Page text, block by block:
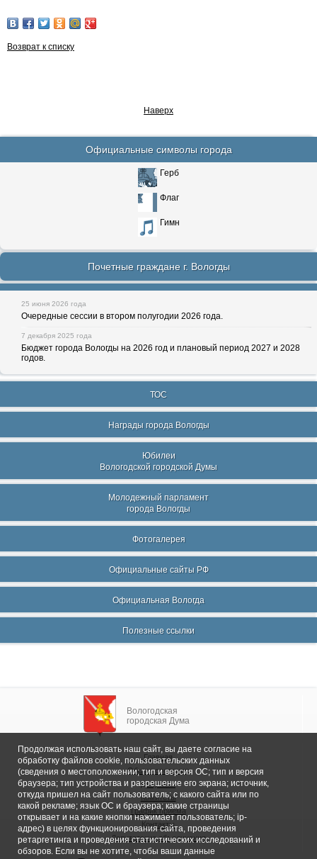
Возврат к списку
Наверх
Официальные символы города
Герб
Флаг
Гимн
Почетные граждане г. Вологды
25 июня 2026 года
Очередные сессии в втором полугодии 2026 года.
7 декабря 2025 года
Бюджет города Вологды на 2026 год и плановый период 2027 и 2028
годов.
ТОС
Награды города Вологды
Юбилеи
Вологодской городской Думы
Молодежный парламент
города Вологды
Фотогалерея
Официальные сайты РФ
Официальная Вологда
Полезные ссылки
Вологодская
городская Дума
Главная
Общие сведения
Депутаты
Комитеты
График приема
Контакты
Депутатские объединения
Продолжая использовать наш сайт, вы даете согласие на
обработку файлов cookie, пользовательских данных
(сведения о местоположении; тип и версия ОС; тип и версия
браузера; тип устройства и разрешение его экрана; источник,
откуда пришел на сайт пользователь; с какого сайта или по
какой рекламе; язык ОС и браузера; какие страницы
открывает и на какие кнопки нажимает пользователь; ip-
адрес) в целях функционирования сайта, проведения
ретаргетинга и проведения статистических исследований и
обзоров. Если вы не хотите, чтобы ваши данные